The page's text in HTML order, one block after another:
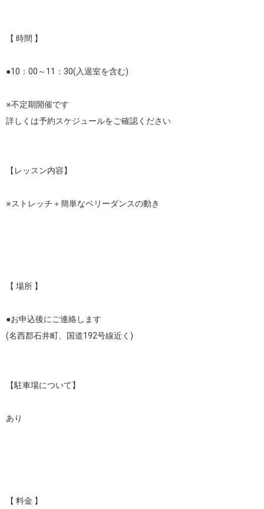
【 時間 】
●10：00～11：30(入退室を含む)
※不定期開催です
詳しくは予約スケジュールをご確認ください
【レッスン内容】
※ストレッチ＋簡単なベリーダンスの動き
【 場所 】
●お申込後にご連絡します
(名西郡石井町、国道192号線近く)
【駐車場について】
あり
【 料金 】